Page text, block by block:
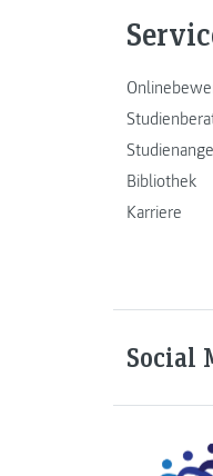
Bibliothek
Karriere
Social